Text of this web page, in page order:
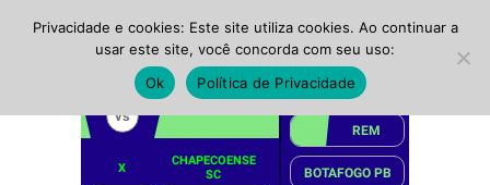
Privacidade e cookies: Este site utiliza cookies. Ao continuar a
usar este site, você concorda com seu uso:
Ok
Política de Privacidade